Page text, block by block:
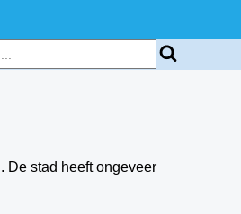
De stad heeft ongeveer